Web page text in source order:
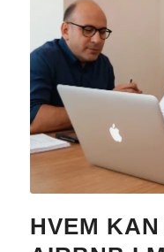
HVEM